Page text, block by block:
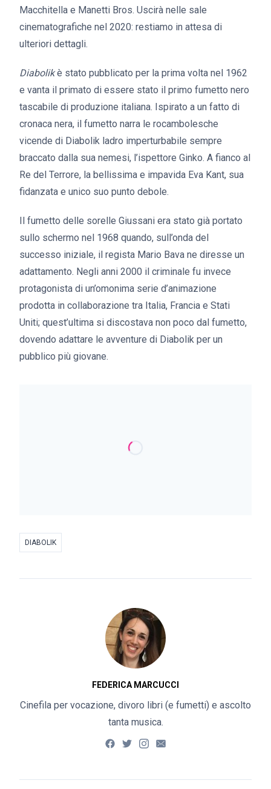
Macchitella e Manetti Bros. Uscirà nelle sale
cinematografiche nel 2020: restiamo in attesa di
ulteriori dettagli.
Diabolikè stato pubblicato per la prima volta nel 1962
e vanta il primato di essere stato il primo fumetto nero
tascabile di produzione italiana. Ispirato a un fatto di
cronaca nera, il fumetto narra le rocambolesche
vicende di Diabolik ladro imperturbabile sempre
braccato dalla sua nemesi, l’ispettore Ginko. A fianco al
Re del Terrore, la bellissima e impavida Eva Kant, sua
fidanzata e unico suo punto debole.
Il fumetto delle sorelle Giussani era stato già portato
sullo schermo nel 1968 quando, sull’onda del
successo iniziale, il regista Mario Bava ne diresse un
adattamento. Negli anni 2000 il criminale fu invece
protagonista di un’omonima serie d’animazione
prodotta in collaborazione tra Italia, Francia e Stati
Uniti; quest’ultima si discostava non poco dal fumetto,
dovendo adattare le avventure di Diabolik per un
pubblico più giovane.
DIABOLIK
FEDERICA MARCUCCI
Cinefila per vocazione, divoro libri (e fumetti) e ascolto
tanta musica.